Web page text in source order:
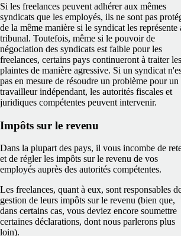
Si les freelances peuvent adhérer aux mêmes
syndicats que les employés, ils ne sont pas
de la même manière si le syndicat les représente
tribunal. Toutefois, même si le pouvoir de
négociation des syndicats est faible pour les
freelances, certains pays continueront à traiter les
plaintes de manière agressive. Si un syndicat
pas en mesure de résoudre un problème pour un
travailleur indépendant, les autorités fiscales et
juridiques compétentes peuvent intervenir.
Impôts sur le revenu
Dans la plupart des pays, il vous incombe de
et de régler les impôts sur le revenu de vos
employés auprès des autorités compétentes.
Les freelances, quant à eux, sont responsables
gestion de leurs impôts sur le revenu (bien que,
dans certains cas, vous deviez encore soumettre
certaines déclarations, dont nous parlerons plus
loin).